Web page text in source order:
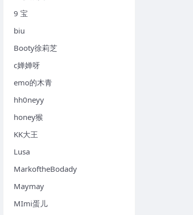
9 宝
biu
Booty徐莉芝
c婵婵呀
emo的木青
hh0neyy
honey猴
KK大王
Lusa
MarkoftheBodady
Maymay
MImi蛋儿